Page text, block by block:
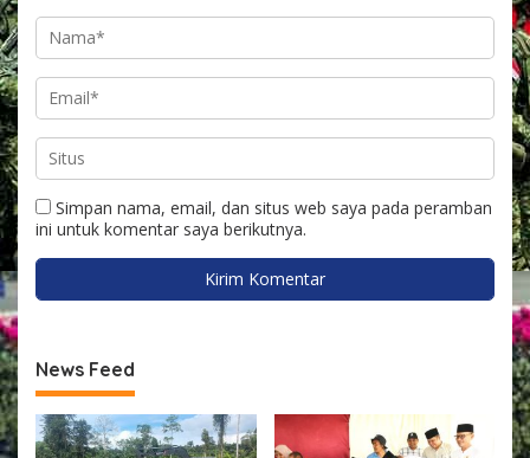
Simpan nama, email, dan situs web saya pada peramban
ini untuk komentar saya berikutnya.
News Feed